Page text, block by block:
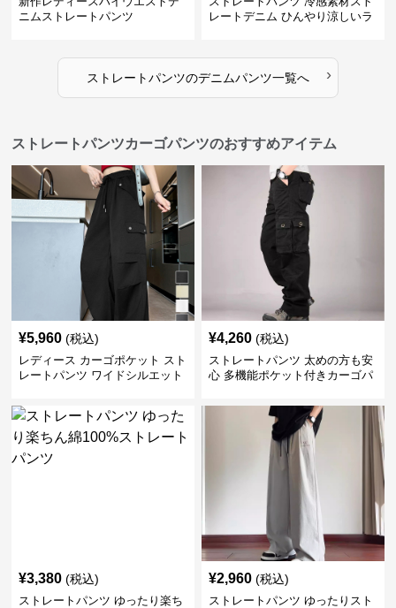
ニムストレートパンツ
レートデニム ひんやり涼しいラ
ストレートパンツのデニムパンツ一覧へ ›
ストレートパンツカーゴパンツのおすすめアイテム
¥5,960 (税込)
レディース カーゴポケット スト
レートパンツ ワイドシルエット
¥4,260 (税込)
ストレートパンツ 太めの方も安
心 多機能ポケット付きカーゴパ
¥3,380 (税込)
ストレートパンツ ゆったり楽ち
¥2,960 (税込)
ストレートパンツ ゆったりスト